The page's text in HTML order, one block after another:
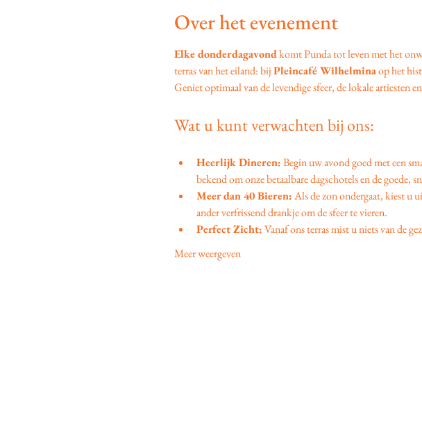
Over het evenement
Elke donderdagavond komt Punda tot leven met het
terras van het eiland: bij Pleincafé Wilhelmina op het
Geniet optimaal van de levendige sfeer, de lokale artiesten
Wat u kunt verwachten bij ons:
Heerlijk Dineren: Begin uw avond goed met een
bekend om onze betaalbare dagschotels en de goede,
Meer dan 40 Bieren: Als de zon ondergaat, kiest u
ander verfrissend drankje om de sfeer te vieren.
Perfect Zicht: Vanaf ons terras mist u niets van de
Meer weergeven